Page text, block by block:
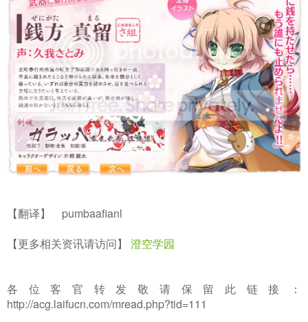
【翻译】 pumbaafianl
【更多相关资讯请访问】 澄空学园
各位客官转发敬请保留此链接：
http://acg.laifucn.com/mread.php?tid=111